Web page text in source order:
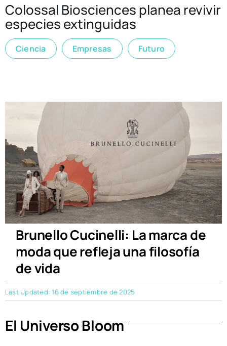
Colossal Biosciences planea revivir
especies extinguidas
Ciencia Empresas Futuro
Brunello Cucinelli: La marca de
moda que refleja una filosofía
de vida
Last Updated: 16 de septiembre de 2025
El Universo Bloom